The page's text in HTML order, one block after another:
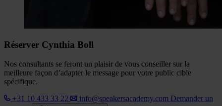
Réserver Cynthia Boll
Nos consultants se feront un plaisir de vous conseiller sur la
meilleure façon d’adapter le message pour votre public cible
spécifique.
+31 10 433 33 22
info@speakersacademy.com Demander un